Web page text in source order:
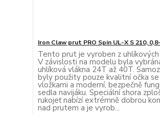
Iron Claw prut PRO Spin UL-X S 210,
Tento prut je vyroben z uhlíkových
V závislosti na modelu byla
uhlíková vlákna 24T až 40T.
byly použity pouze kvalitní očka se
vložkami a moderní, bezpečně
sedla navijáku. Speciální shora
rukojeť nabízí extrémně dobrou
nad prutem a je vyrob...